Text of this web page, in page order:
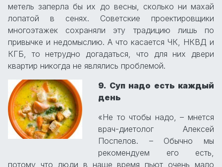
метель заперла бы их до весны, сколько ни махай
лопатой в сенях. Советские проектировщики
многоэтажек сохраняли эту традицию лишь по
привычке и недомыслию. А что касается ЧК, НКВД и
КГБ, то нетрудно догадаться, что для них двери
квартир никогда не являлись проблемой.
9. Суп надо есть каждый
день
«Не то чтобы надо, – мнется
врач-диетолог Алексей
Поспелов. – Обычно мы
рекомендуем его есть,
потому что люди в наше время пьют очень мало